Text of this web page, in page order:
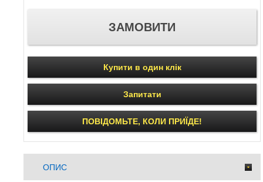
Купити в один клік
Запитати
ПОВІДОМЬТЕ, КОЛИ ПРИЇДЕ!
ОПИС